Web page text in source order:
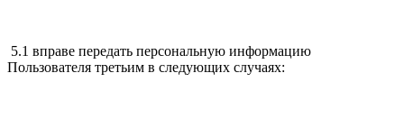
5.1 вправе передать персональную информацию
Пользователя третьим в следующих случаях: